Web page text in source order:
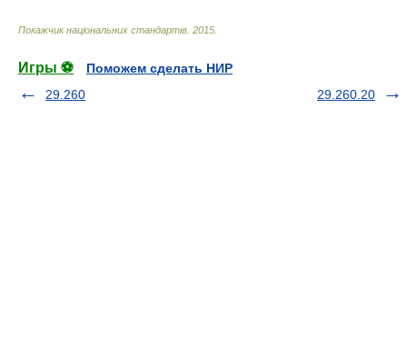
Покажчик національних стандартів 2015
Игры ⚽
Поможем сделать НИР
29.260
29.260.20